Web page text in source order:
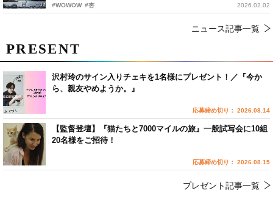
#WOWOW #杏 2026.02.02
ニュース記事一覧
PRESENT
沢村玲のサイン入りチェキを1名様にプレゼント！／『今か
ら、親友やめようか。』
応募締め切り： 2026.08.14
【監督登壇】『猫たちと7000マイルの旅』一般試写会に10組
20名様をご招待！
応募締め切り： 2026.08.15
プレゼント記事一覧